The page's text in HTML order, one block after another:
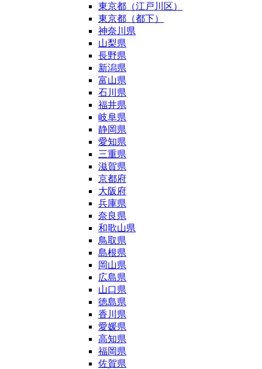
東京都（江戸川区）
東京都（都下）
神奈川県
山梨県
長野県
新潟県
富山県
石川県
福井県
岐阜県
静岡県
愛知県
三重県
滋賀県
京都府
大阪府
兵庫県
奈良県
和歌山県
鳥取県
島根県
岡山県
広島県
山口県
徳島県
香川県
愛媛県
高知県
福岡県
佐賀県